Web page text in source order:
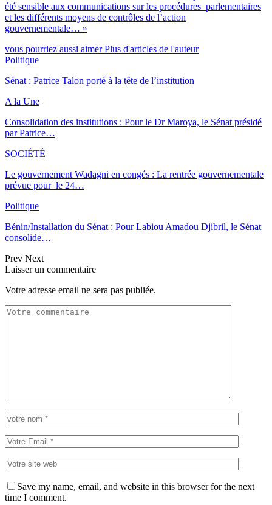
été sensible aux communications sur les procédures parlementaires
et les différents moyens de contrôles de l’action
gouvernementale… »
vous pourriez aussi aimer Plus d'articles de l'auteur
Politique
Sénat : Patrice Talon porté à la tête de l’institution
A la Une
Consolidation des institutions : Pour le Dr Maroya, le Sénat présidé
par Patrice…
SOCIÉTÉ
Le gouvernement Wadagni en congés : La rentrée gouvernementale
prévue pour le 24…
Politique
Bénin/Installation du Sénat : Pour Labiou Amadou Djibril, le Sénat
consolide…
Prev Next
Laisser un commentaire
Votre adresse email ne sera pas publiée.
Save my name, email, and website in this browser for the next
time I comment.